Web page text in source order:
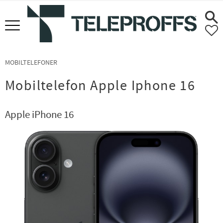
Meny
MOBILTELEFONER
Mobiltelefon Apple Iphone 16
Apple iPhone 16